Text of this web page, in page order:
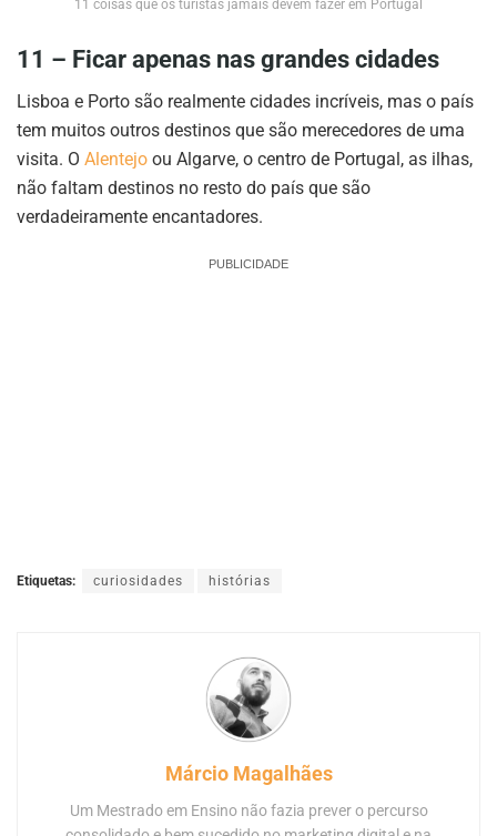
11 coisas que os turistas jamais devem fazer em Portugal
11 – Ficar apenas nas grandes cidades
Lisboa e Porto são realmente cidades incríveis, mas o país
tem muitos outros destinos que são merecedores de uma
visita. O Alentejo ou Algarve, o centro de Portugal, as ilhas,
não faltam destinos no resto do país que são
verdadeiramente encantadores.
PUBLICIDADE
Etiquetas: curiosidades histórias
Márcio Magalhães
Um Mestrado em Ensino não fazia prever o percurso